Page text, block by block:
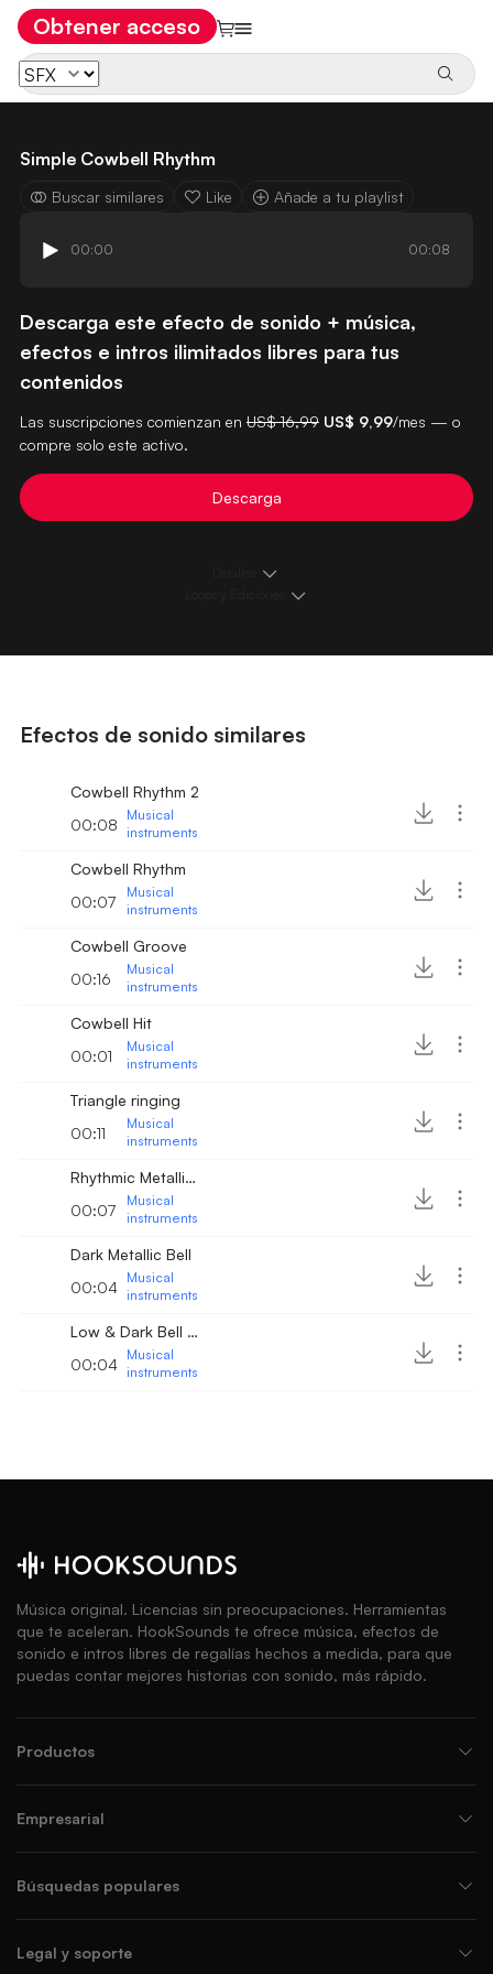
Obtener acceso
Simple Cowbell Rhythm
Buscar similares Like Añade a tu playlist
00:00 00:08
Descarga este efecto de sonido + música,
efectos e intros ilimitados libres para tus
contenidos
Las suscripciones comienzan en US$ 16,99 US$ 9,99/mes — o
compre solo este activo.
Descarga
Efectos de sonido similares
Cowbell Rhythm 2
00:08
Musical
instruments
Cowbell Rhythm
00:07
Musical
instruments
Cowbell Groove
00:16
Musical
instruments
Cowbell Hit
00:01
Musical
instruments
Triangle ringing
00:11
Musical
instruments
Rhythmic Metallic Bell Hit
00:07
Musical
instruments
Dark Metallic Bell
00:04
Musical
instruments
Low & Dark Bell Sound
00:04
Musical
instruments
Música original. Licencias sin preocupaciones. Herramientas
que te aceleran. HookSounds te ofrece música, efectos de
sonido e intros libres de regalías hechos a medida, para que
puedas contar mejores historias con sonido, más rápido.
Productos
Empresarial
Búsquedas populares
Legal y soporte